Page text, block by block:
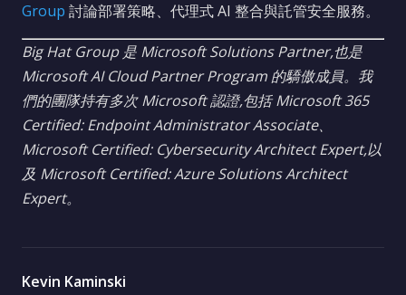
Group 討論部署策略、代理式 AI 整合與託管安全服務。
Big Hat Group 是 Microsoft Solutions Partner,也是
Microsoft AI Cloud Partner Program 的驕傲成員。我
們的團隊持有多次 Microsoft 認證,包括 Microsoft 365
Certified: Endpoint Administrator Associate、
Microsoft Certified: Cybersecurity Architect Expert,以
及 Microsoft Certified: Azure Solutions Architect
Expert。
Kevin Kaminski